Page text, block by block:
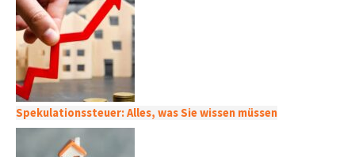
Spekulationssteuer: Alles, was Sie wissen müssen